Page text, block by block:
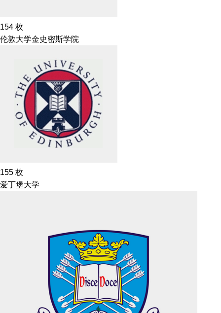
154 枚
伦敦大学金史密斯学院
155 枚
爱丁堡大学